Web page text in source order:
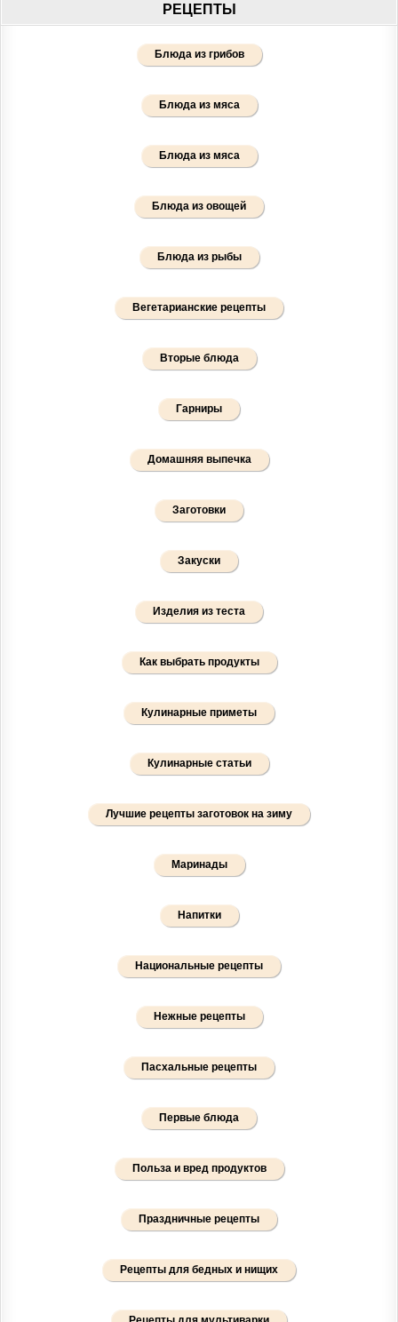
РЕЦЕПТЫ
Блюда из грибов
Блюда из мяса
Блюда из мяса
Блюда из овощей
Блюда из рыбы
Вегетарианские рецепты
Вторые блюда
Гарниры
Домашняя выпечка
Заготовки
Закуски
Изделия из теста
Как выбрать продукты
Кулинарные приметы
Кулинарные статьи
Лучшие рецепты заготовок на зиму
Маринады
Напитки
Национальные рецепты
Нежные рецепты
Пасхальные рецепты
Первые блюда
Польза и вред продуктов
Праздничные рецепты
Рецепты для бедных и нищих